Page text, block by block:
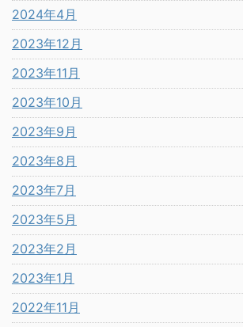
2024年4月
2023年12月
2023年11月
2023年10月
2023年9月
2023年8月
2023年7月
2023年5月
2023年2月
2023年1月
2022年11月